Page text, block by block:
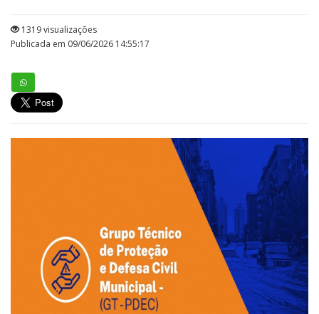
1319 visualizações
Publicada em 09/06/2026 14:55:17